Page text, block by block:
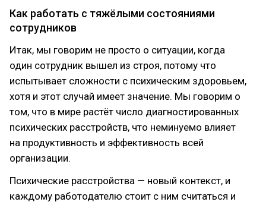
Как работать с тяжёлыми состояниями
сотрудников
Итак, мы говорим не просто о ситуации, когда
один сотрудник вышел из строя, потому что
испытывает сложности с психическим здоровьем,
хотя и этот случай имеет значение. Мы говорим о
том, что в мире растёт число диагностированных
психических расстройств, что неминуемо влияет
на продуктивность и эффективность всей
организации.
Психические расстройства — новый контекст, и
каждому работодателю стоит с ним считаться и